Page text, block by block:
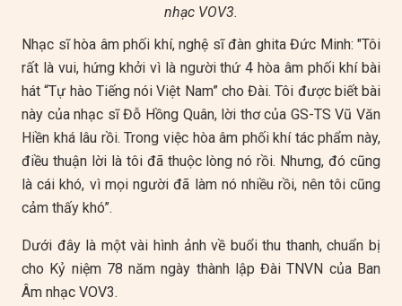
nhạc VOV3.
Nhạc sĩ hòa âm phối khí, nghệ sĩ đàn ghita Đức Minh: "Tôi
rất là vui, hứng khởi vì là người thứ 4 hòa âm phối khí bài
hát “Tự hào Tiếng nói Việt Nam” cho Đài. Tôi được biết bài
này của nhạc sĩ Đỗ Hồng Quân, lời thơ của GS-TS Vũ Văn
Hiền khá lâu rồi. Trong việc hòa âm phối khí tác phẩm này,
điều thuận lời là tôi đã thuộc lòng nó rồi. Nhưng, đó cũng
là cái khó, vì mọi người đã làm nó nhiều rồi, nên tôi cũng
cảm thấy khó”.
Dưới đây là một vài hình ảnh về buổi thu thanh, chuẩn bị
cho Kỷ niệm 78 năm ngày thành lập Đài TNVN của Ban
Âm nhạc VOV3.